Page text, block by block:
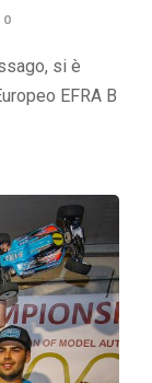
0
si è
EFRA B